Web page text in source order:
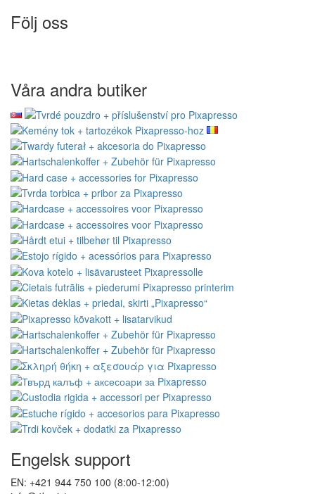
Följ oss
Våra andra butiker
Engelsk support
EN: +421 944 750 100 (8:00-12:00)